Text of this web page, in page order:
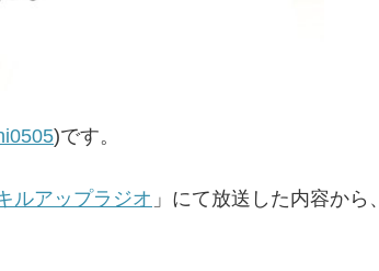
)です。
ルアップラジオ 」にて放送した内容から、